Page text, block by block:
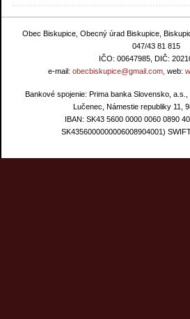
Obec Biskupice, Obecný úrad Biskupice,
047/43 81 815
IČO: 00647985, DIČ:
e-mail: obecbiskupice@gmail.com, web:
Bankové spojenie: Prima banka Slovensko,
Lučenec, Námestie republiky 11,
IBAN: SK43 5600 0000 0060 0890
SK4356000000006008904001)